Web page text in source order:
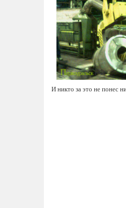
И никто за это не понес